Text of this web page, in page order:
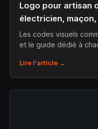
Logo pour artisan
électricien,
Les codes visuels
et le guide dédié à
Lire l'article →